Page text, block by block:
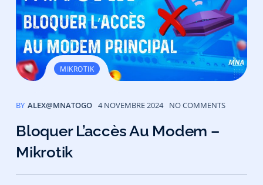
MIKROTIK
BY ALEX@MNATOGO 4 NOVEMBRE 2024 NO COMMENTS
Bloquer L’accès Au Modem –
Mikrotik